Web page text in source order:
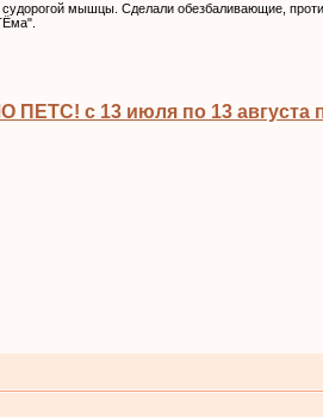
мышцы. Сделали обезбаливающие,
с 13 июля по 13